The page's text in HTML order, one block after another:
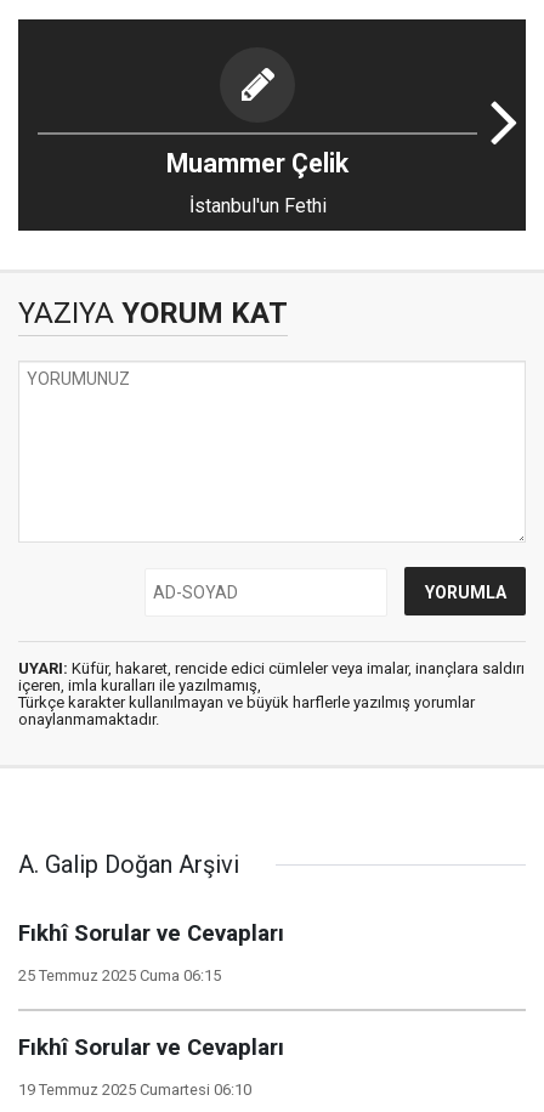
Muammer Çelik
İstanbul'un Fethi
YAZIYA YORUM KAT
UYARI: Küfür, hakaret, rencide edici cümleler veya imalar, inançlara saldırı
içeren, imla kuralları ile yazılmamış,
Türkçe karakter kullanılmayan ve büyük harflerle yazılmış yorumlar
onaylanmamaktadır.
A. Galip Doğan Arşivi
Fıkhî Sorular ve Cevapları
25 Temmuz 2025 Cuma 06:15
Fıkhî Sorular ve Cevapları
19 Temmuz 2025 Cumartesi 06:10